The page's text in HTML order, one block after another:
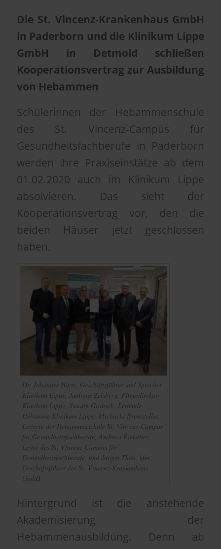
Die St. Vincenz-Krankenhaus GmbH
in Paderborn und die Klinikum Lippe
GmbH in Detmold schließen
Kooperationsvertrag zur Ausbildung
von Hebammen
Schülerinnen der Hebammenschule
des St. Vincenz-Campus für
Gesundheitsfachberufe in Paderborn
werden ihre Praxiseinstätze ab dem
01.02.2020 auch im Klinikum Lippe
absolvieren. Das sieht der
Kooperationsvertrag vor, den die
beiden Häuser jetzt geschlossen
haben.
Dr. Johannes Hütte, Geschäftsführer und Sprecher
Klinikum Lippe, Andreas Zeisberg, Pflegedirektor
Klinikum Lippe, Susann Grabsch, Leitende
Hebamme Klinikum Lippe, Michaela Bremsteller,
Leiterin der Hebammenschule St. Vincenz-Campus
für Gesundheitsfachberufe, Andreas Riekötter,
Leiter des St. Vincenz-Campus für
Gesundheitsfachberufe, und Jürgen Thau, kfm.
Geschäftsführer der St. Vincenz-Krankenhaus
GmbH
Hintergrund ist die anstehende
Akademisierung der
Hebammenausbildung. Denn ab